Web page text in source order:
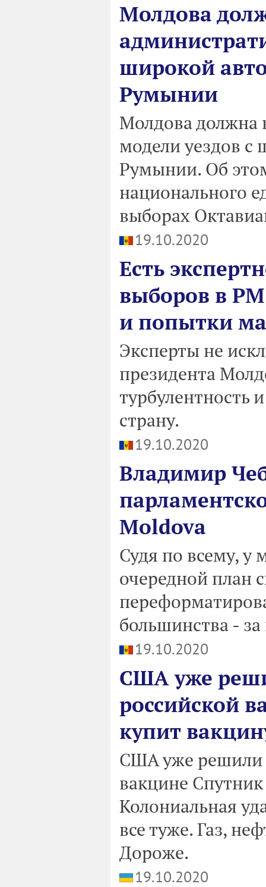
Молдова
широкой
Румынии
Молдова должна
модели уездов с
Румынии. Об
национального
выборах
19.10.2020
Есть
выборов в РМ
и попытки
Эксперты не
президента
турбулентность
страну.
19.10.2020
Владимир
Moldova
Судя по всему, у
очередной план
большинства - за
19.10.2020
США уже
российской
купит
США уже решили
вакцине
Колониальная
все туже. Газ,
Дороже.
19.10.2020